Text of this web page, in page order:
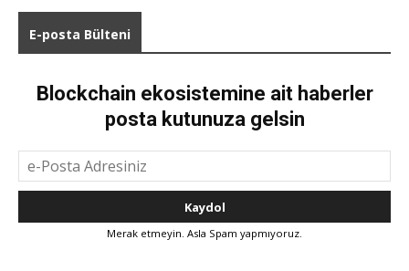
E-posta Bülteni
Blockchain ekosistemine ait haberler
posta kutunuza gelsin
Merak etmeyin. Asla Spam yapmıyoruz.